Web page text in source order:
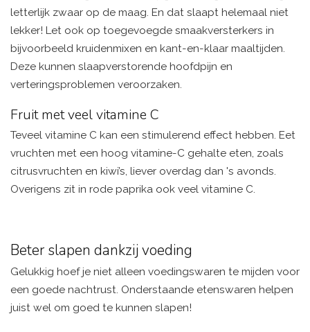
letterlijk zwaar op de maag. En dat slaapt helemaal niet
lekker! Let ook op toegevoegde smaakversterkers in
bijvoorbeeld kruidenmixen en kant-en-klaar maaltijden.
Deze kunnen slaapverstorende hoofdpijn en
verteringsproblemen veroorzaken.
Fruit met veel vitamine C
Teveel vitamine C kan een stimulerend effect hebben. Eet
vruchten met een hoog vitamine-C gehalte eten, zoals
citrusvruchten en kiwi’s, liever overdag dan 's avonds.
Overigens zit in rode paprika ook veel vitamine C.
Beter slapen dankzij voeding
Gelukkig hoef je niet alleen voedingswaren te mijden voor
een goede nachtrust. Onderstaande etenswaren helpen
juist wel om goed te kunnen slapen!